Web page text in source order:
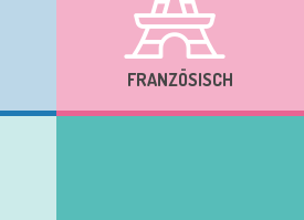
FRANZÖSISCH